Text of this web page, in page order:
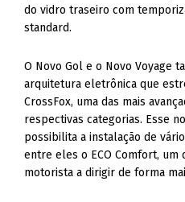
do vidro traseiro com
standard.
O Novo Gol e o Novo Voyage
arquitetura eletrônica que
CrossFox, uma das mais
respectivas categorias. Esse
possibilita a instalação de
entre eles o ECO Comfort, um
motorista a dirigir de forma